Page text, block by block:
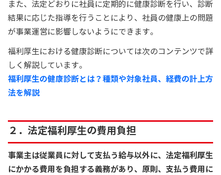
また、法定どおりに社員に定期的に健康診断を行い、診断
結果に応じた指導を行うことにより、社員の健康上の問題
が事業運営に影響しないようにできます。
福利厚生における健康診断については次のコンテンツで詳
しく解説しています。
福利厚生の健康診断とは？種類や対象社員、経費の計上方
法を解説
２．法定福利厚生の費用負担
事業主は従業員に対して支払う給与以外に、法定福利厚生
にかかる費用を負担する義務があり、原則、支払う費用に